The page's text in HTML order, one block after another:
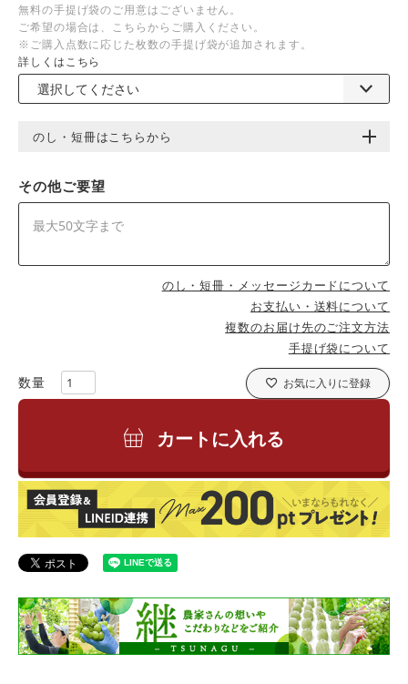
須
)
無料の手提げ袋のご用意はございません。
ご希望の場合は、こちらからご購入ください。
※ご購入点数に応じた枚数の手提げ袋が追加されます。
詳しくはこちら
のし・短冊はこちらから
その他ご要望
のし・短冊・メッセージカードについて
お支払い・送料について
複数のお届け先のご注文方法
手提げ袋について
お気に入りに登録
カートに入れる